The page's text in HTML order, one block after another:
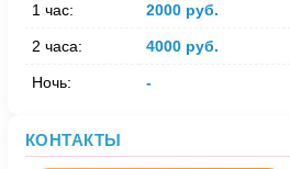
1 час: 2000 руб.
2 часа: 4000 руб.
Ночь: -
КОНТАКТЫ